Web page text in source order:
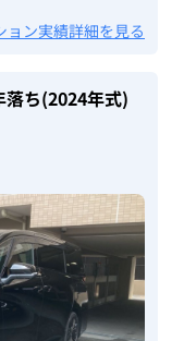
ョン実績詳細を見る
落ち(2024年式)